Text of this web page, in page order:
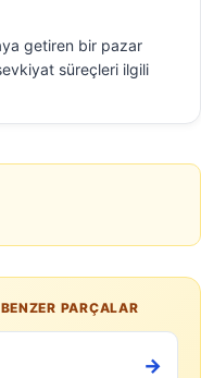
getiren bir pazar
süreçleri ilgili
PARÇALAR
→